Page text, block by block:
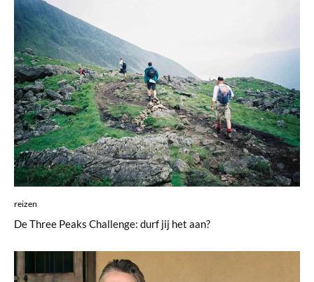
reizen
De Three Peaks Challenge: durf jij het aan?